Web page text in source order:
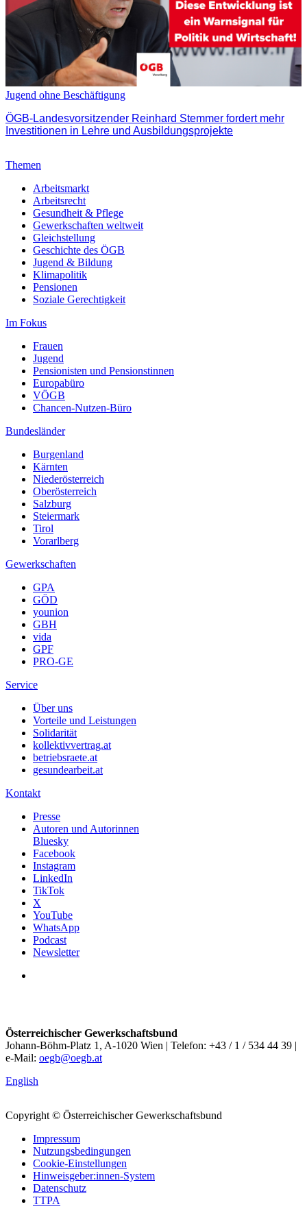
Jugend ohne Beschäftigung
ÖGB-Landesvorsitzender Reinhard Stemmer fordert mehr
Investitionen in Lehre und Ausbildungsprojekte
Themen
Arbeitsmarkt
Arbeitsrecht
Gesundheit & Pflege
Gewerkschaften weltweit
Gleichstellung
Geschichte des ÖGB
Jugend & Bildung
Klimapolitik
Pensionen
Soziale Gerechtigkeit
Im Fokus
Frauen
Jugend
Pensionisten und Pensionstinnen
Europabüro
VÖGB
Chancen-Nutzen-Büro
Bundesländer
Burgenland
Kärnten
Niederösterreich
Oberösterreich
Salzburg
Steiermark
Tirol
Vorarlberg
Gewerkschaften
GPA
GÖD
younion
GBH
vida
GPF
PRO-GE
Service
Über uns
Vorteile und Leistungen
Solidarität
kollektivvertrag.at
betriebsraete.at
gesundearbeit.at
Kontakt
Presse
Autoren und Autorinnen
Bluesky
Facebook
Instagram
LinkedIn
TikTok
X
YouTube
WhatsApp
Podcast
Newsletter
Österreichischer Gewerkschaftsbund
Johann-Böhm-Platz 1, A-1020 Wien | Telefon: +43 / 1 / 534 44 39 |
e-Mail: oegb@oegb.at
English
Copyright © Österreichischer Gewerkschaftsbund
Impressum
Nutzungsbedingungen
Cookie-Einstellungen
Hinweisgeber:innen-System
Datenschutz
TTPA